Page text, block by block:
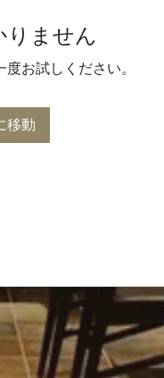
りません
お試しください。
移動